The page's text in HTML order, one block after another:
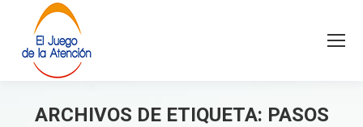
ARCHIVOS DE ETIQUETA: PASOS